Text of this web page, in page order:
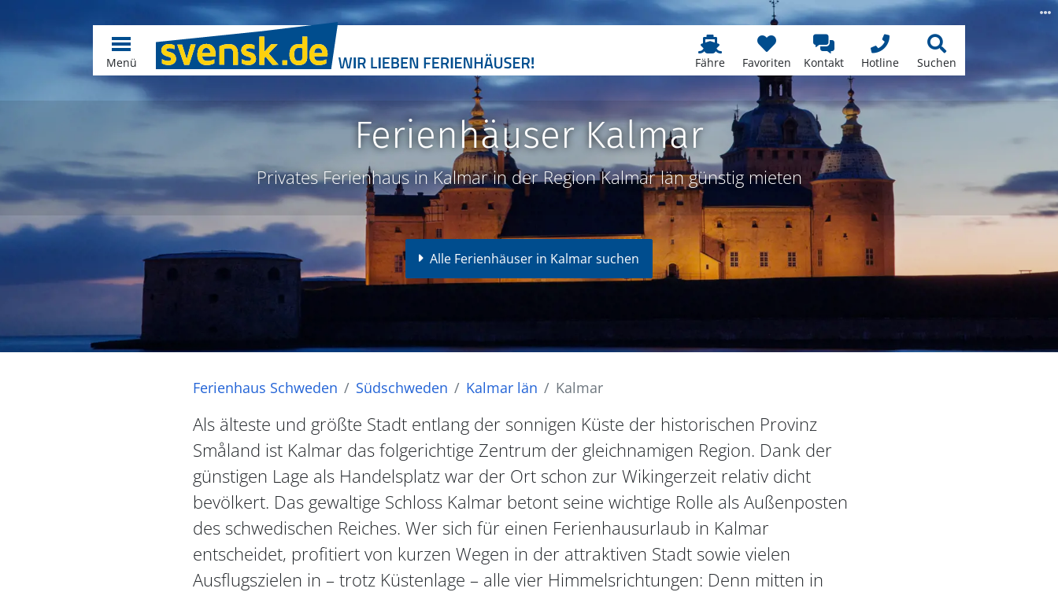
Fähre Favoriten Kontakt Hotline Suchen
Menü
Ferienhäuser Kalmar
Privates Ferienhaus in Kalmar in der Region Kalmar län günstig mieten
Alle Ferienhäuser in Kalmar suchen
Ferienhaus Schweden Südschweden Kalmar län Kalmar
Als älteste und größte Stadt entlang der sonnigen Küste der historischen Provinz
Småland ist Kalmar das folgerichtige Zentrum der gleichnamigen Region. Dank der
günstigen Lage als Handelsplatz war der Ort schon zur Wikingerzeit relativ dicht
bevölkert. Das gewaltige Schloss Kalmar betont seine wichtige Rolle als Außenposten
des schwedischen Reiches. Wer sich für einen Ferienhausurlaub in Kalmar
entscheidet, profitiert von kurzen Wegen in der attraktiven Stadt sowie vielen
Ausflugszielen in – trotz Küstenlage – alle vier Himmelsrichtungen: Denn mitten in